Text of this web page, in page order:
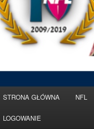
Przeskocz
do
Przeskocz
do
STRONA GŁÓWNA NFL
LOGOWANIE